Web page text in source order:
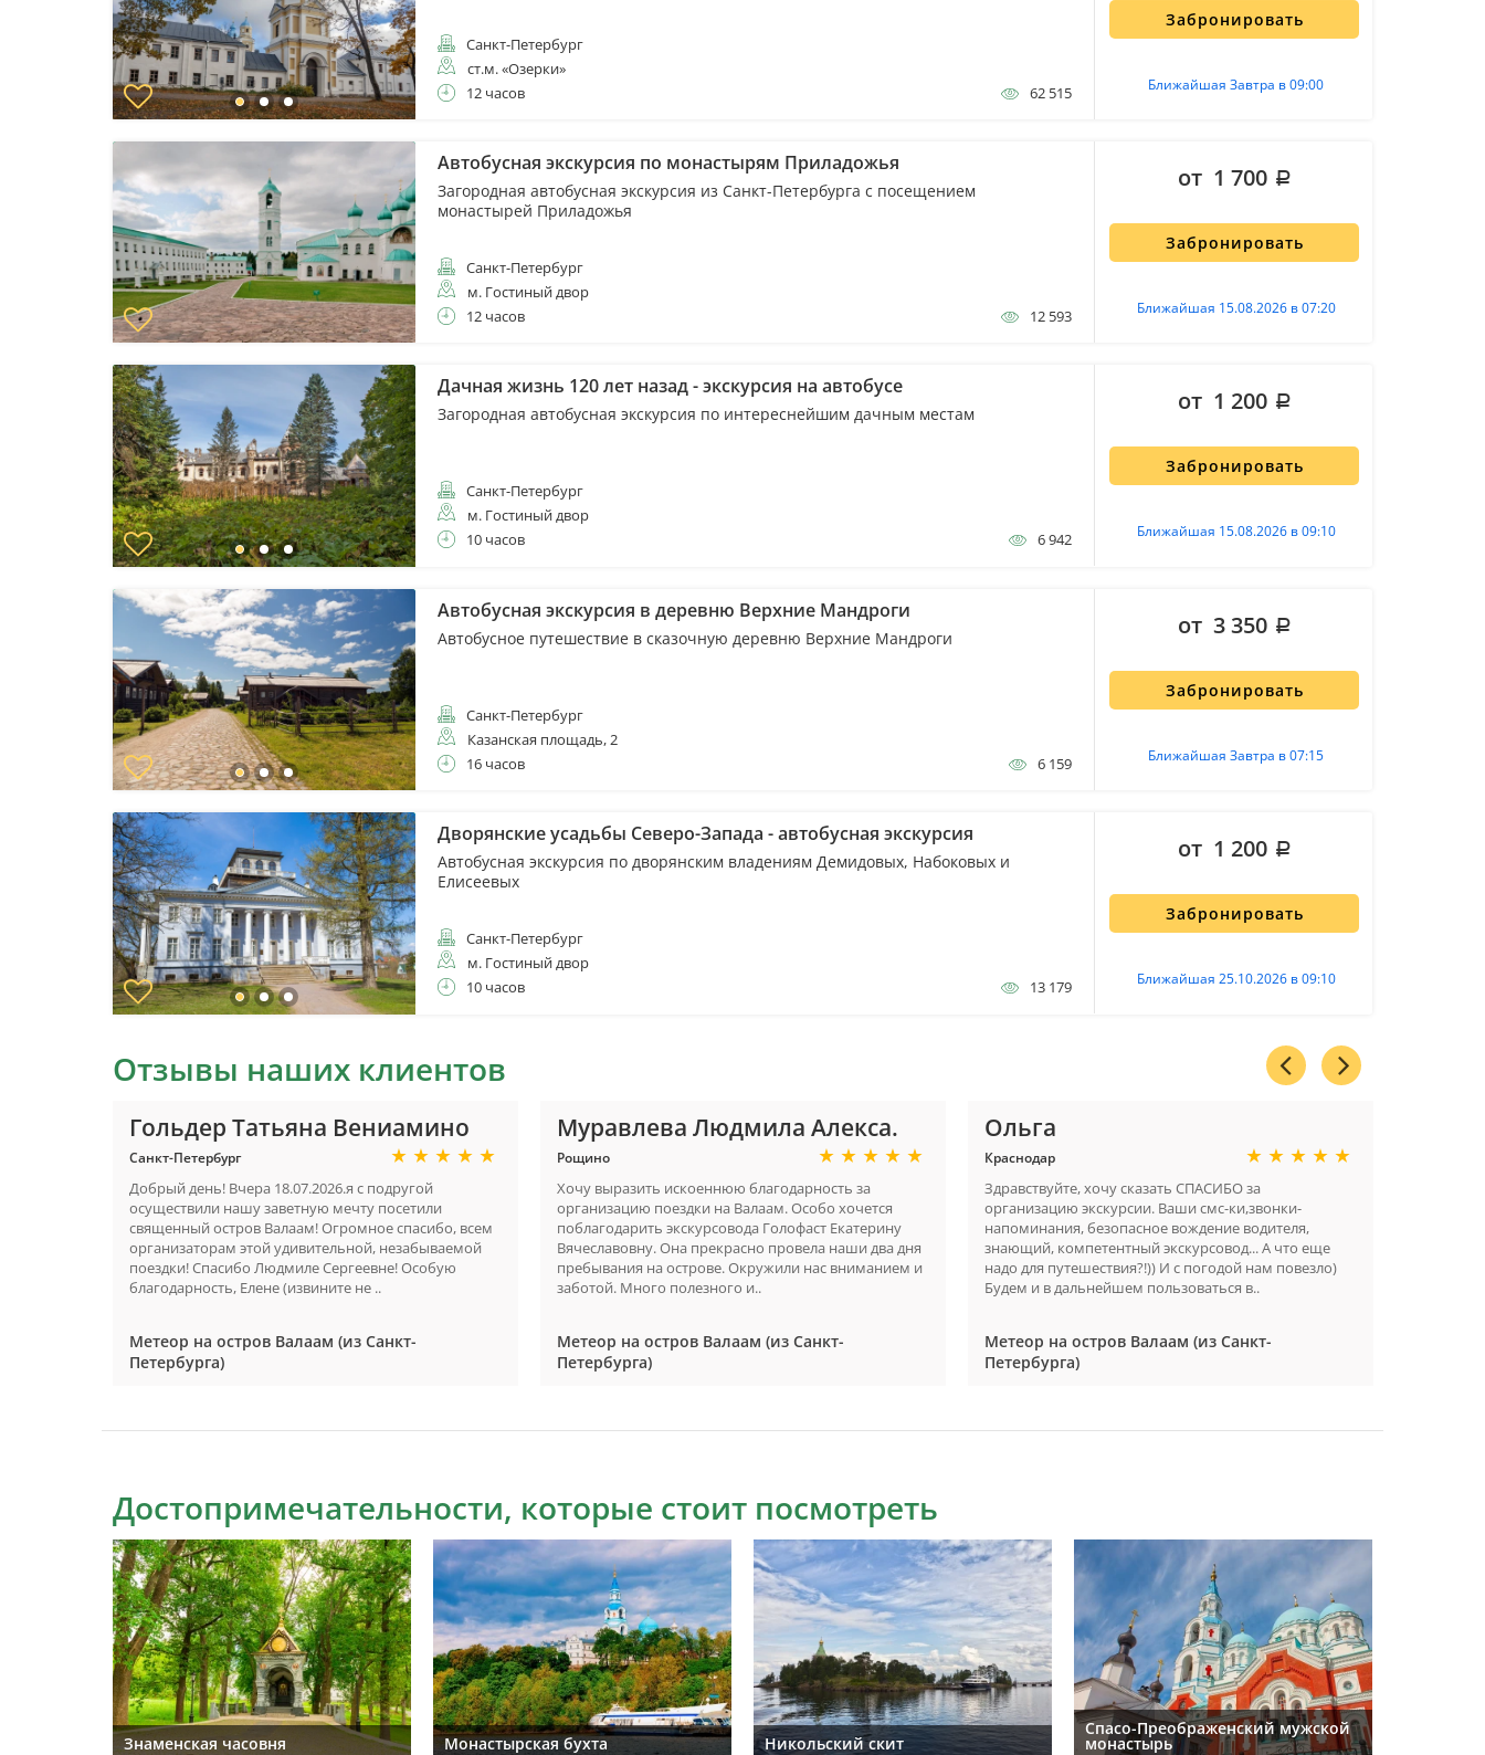
Санкт-Петербург
ст.м. «Озерки»
12 часов
62 515
Забронировать
Ближайшая Завтра в 09:00
Автобусная экскурсия по монастырям Приладожья
Загородная автобусная экскурсия из Санкт-Петербурга с посещением
монастырей Приладожья
Санкт-Петербург
м. Гостиный двор
12 часов
12 593
Забронировать
Ближайшая 15.08.2026 в 07:20
от 1 700
Дачная жизнь 120 лет назад - экскурсия на автобусе
Загородная автобусная экскурсия по интереснейшим дачным местам
Санкт-Петербург
м. Гостиный двор
10 часов
6 942
Забронировать
Ближайшая 15.08.2026 в 09:10
от 1 200
Автобусная экскурсия в деревню Верхние Мандроги
Автобусное путешествие в сказочную деревню Верхние Мандроги
Санкт-Петербург
Казанская площадь, 2
16 часов
6 159
Забронировать
Ближайшая Завтра в 07:15
от 3 350
Дворянские усадьбы Северо-Запада - автобусная экскурсия
Автобусная экскурсия по дворянским владениям Демидовых, Набоковых и
Елисеевых
Санкт-Петербург
м. Гостиный двор
10 часов
13 179
Забронировать
Ближайшая 25.10.2026 в 09:10
от 1 200
Отзывы наших клиентов
Гольдер Татьяна Вениамино
Санкт-Петербург
Добрый день! Вчера 18.07.2026.я с подругой
осуществили нашу заветную мечту посетили
священный остров Валаам! Огромное спасибо, всем
организаторам этой удивительной, незабываемой
поездки! Спасибо Людмиле Сергеевне! Особую
благодарность, Елене (извините не ..
Метеор на остров Валаам (из Санкт-
Петербурга)
Муравлева Людмила Алекса.
Рощино
Хочу выразить искоеннюю благодарность за
организацию поездки на Валаам. Особо хочется
поблагодарить экскурсовода Голофаст Екатерину
Вячеславовну. Она прекрасно провела наши два дня
пребывания на острове. Окружили нас вниманием и
заботой. Много полезного и..
Метеор на остров Валаам (из Санкт-
Петербурга)
Ольга
Краснодар
Здравствуйте, хочу сказать СПАСИБО за
организацию экскурсии. Ваши смс-ки,звонки-
напоминания, безопасное вождение водителя,
знающий, компетентный экскурсовод... А что еще
надо для путешествия?!)) И с погодой нам повезло)
Будем и в дальнейшем пользоваться в..
Метеор на остров Валаам (из Санкт-
Петербурга)
Достопримечательности, которые стоит посмотреть
Знаменская часовня Монастырская бухта Никольский скит
Спасо-Преображенский мужской
монастырь